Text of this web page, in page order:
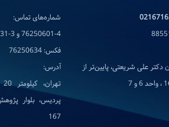
شماره‌های تماس:
76250601-4 و 3-76250631
فکس: 76250634
آدرس:
167
دکتر علی شریعتی، پایین‌تر از